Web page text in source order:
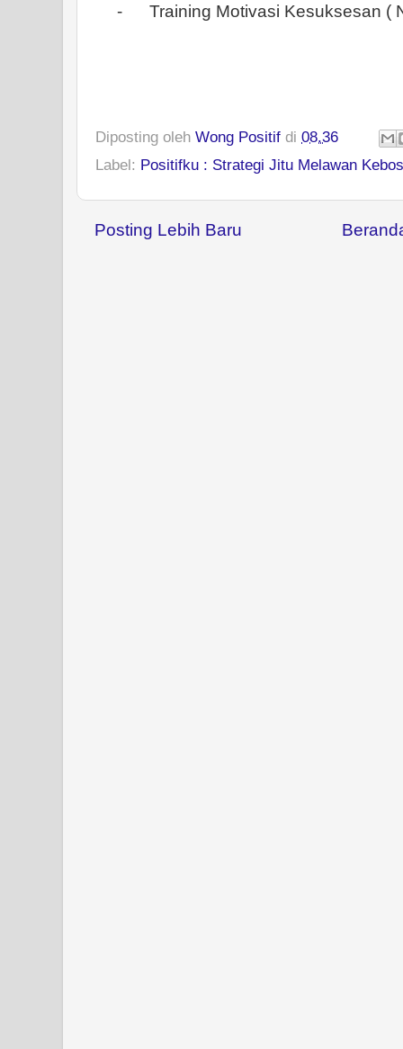
- Training Motivasi Kesuksesan (
Diposting oleh Wong Positif di 08.36
Label: Positifku : Strategi Jitu Melawan
Posting Lebih Baru